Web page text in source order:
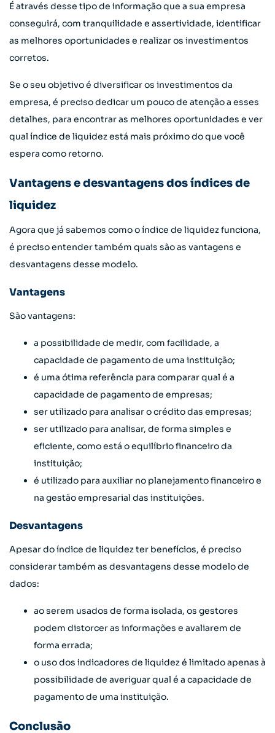
É através desse tipo de informação que a sua empresa
conseguirá, com tranquilidade e assertividade, identificar
as melhores oportunidades e realizar os investimentos
corretos.
Se o seu objetivo é diversificar os investimentos da
empresa, é preciso dedicar um pouco de atenção a esses
detalhes, para encontrar as melhores oportunidades e ver
qual índice de liquidez está mais próximo do que você
espera como retorno.
Vantagens e desvantagens dos índices de
liquidez
Agora que já sabemos como o índice de liquidez funciona,
é preciso entender também quais são as vantagens e
desvantagens desse modelo.
Vantagens
São vantagens:
a possibilidade de medir, com facilidade, a
capacidade de pagamento de uma instituição;
é uma ótima referência para comparar qual é a
capacidade de pagamento de empresas;
ser utilizado para analisar o crédito das empresas;
ser utilizado para analisar, de forma simples e
eficiente, como está o equilíbrio financeiro da
instituição;
é utilizado para auxiliar no planejamento financeiro e
na gestão empresarial das instituições.
Desvantagens
Apesar do índice de liquidez ter benefícios, é preciso
considerar também as desvantagens desse modelo de
dados:
ao serem usados de forma isolada, os gestores
podem distorcer as informações e avaliarem de
forma errada;
o uso dos indicadores de liquidez é limitado apenas à
possibilidade de averiguar qual é a capacidade de
pagamento de uma instituição.
Conclusão